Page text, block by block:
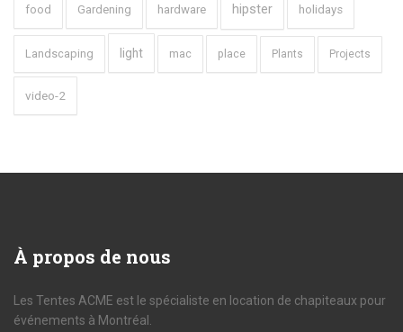
food Gardening hardware hipster holidays
Landscaping light mac place Plants Projects
video-2
À propos de nous
Les Tentes ACME est le spécialiste en location de chapiteaux pour
événements à Montréal.